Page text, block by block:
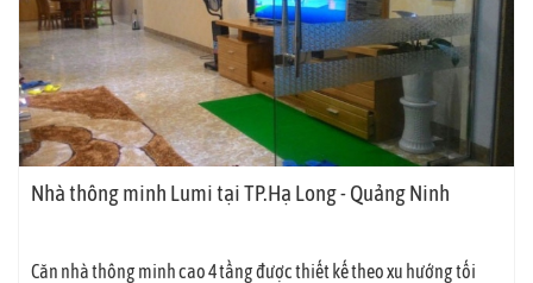
Nhà thông minh Lumi tại TP.Hạ Long - Quảng Ninh
Căn nhà thông minh cao 4 tầng được thiết kế theo xu hướng tối